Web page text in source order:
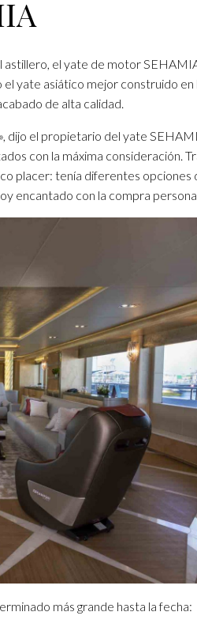
el yate de motor
yate asiático mejor construido en
de alta calidad.
dijo el propietario del yate
con la máxima consideración.
placer: tenía diferentes opciones
encantado con la compra
más grande hasta la fecha: